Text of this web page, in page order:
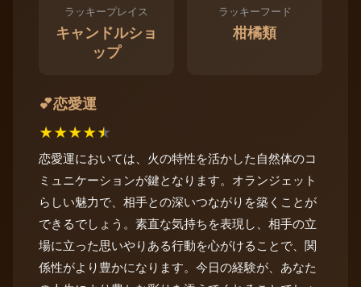
ラッキープレイス
キャンドルショ
ップ
ラッキーフード
柑橘類
💕恋愛運
★★★★★
恋愛運においては、火の特性を活かした自然体のコ
ミュニケーションが鍵となります。オランジェット
らしい魅力で、相手との深いつながりを築くことが
できるでしょう。素直な気持ちを表現し、相手の立
場に立った思いやりある行動を心がけることで、関
係性がより豊かになります。今日の経験が、あなた